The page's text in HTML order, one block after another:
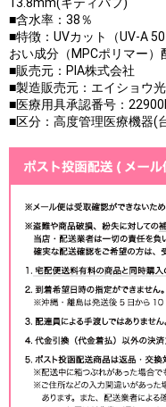
■含水率：38％
■特徴：UVカット（UV-A
おい成分（MPCポリマー）
■販売元：PIA株式会社
■製造販売元：エイショウ
■医療用具承認番号：
■区分：高度管理医療機器(